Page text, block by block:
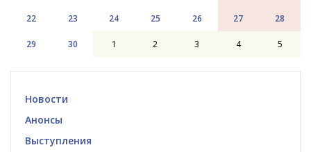
22 23 24 25 26 27 28
29 30 1 2 3 4 5
Новости
Анонсы
Выступления